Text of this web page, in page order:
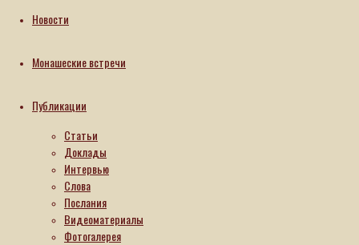
Новости
Монашеские встречи
Публикации
Статьи
Доклады
Интервью
Слова
Послания
Видеоматериалы
Фотогалерея